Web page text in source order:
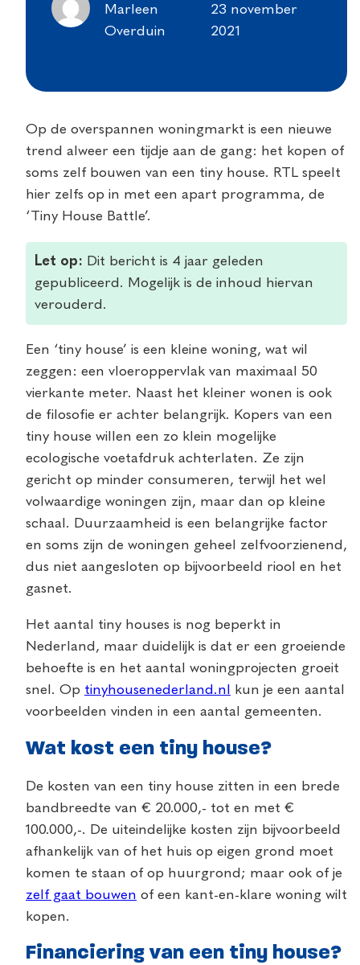
Marleen
Overduin
23 november
2021
Op de overspannen woningmarkt is een nieuwe
trend alweer een tijdje aan de gang: het kopen of
soms zelf bouwen van een tiny house. RTL speelt
hier zelfs op in met een apart programma, de
‘Tiny House Battle’.
Let op: Dit bericht is 4 jaar geleden
gepubliceerd. Mogelijk is de inhoud hiervan
verouderd.
Een ‘tiny house’ is een kleine woning, wat wil
zeggen: een vloeroppervlak van maximaal 50
vierkante meter. Naast het kleiner wonen is ook
de filosofie er achter belangrijk. Kopers van een
tiny house willen een zo klein mogelijke
ecologische voetafdruk achterlaten. Ze zijn
gericht op minder consumeren, terwijl het wel
volwaardige woningen zijn, maar dan op kleine
schaal. Duurzaamheid is een belangrijke factor
en soms zijn de woningen geheel zelfvoorzienend,
dus niet aangesloten op bijvoorbeeld riool en het
gasnet.
Het aantal tiny houses is nog beperkt in
Nederland, maar duidelijk is dat er een groeiende
behoefte is en het aantal woningprojecten groeit
snel. Op tinyhousenederland.nl
kun je een aantal
voorbeelden vinden in een aantal gemeenten.
Wat kost een tiny house?
De kosten van een tiny house zitten in een brede
bandbreedte van € 20.000,- tot en met €
100.000,-. De uiteindelijke kosten zijn bijvoorbeeld
afhankelijk van of het huis op eigen grond moet
komen te staan of op huurgrond; maar ook of je
zelf gaat bouwen of een kant-en-klare woning wilt
kopen.
Financiering van een tiny house?